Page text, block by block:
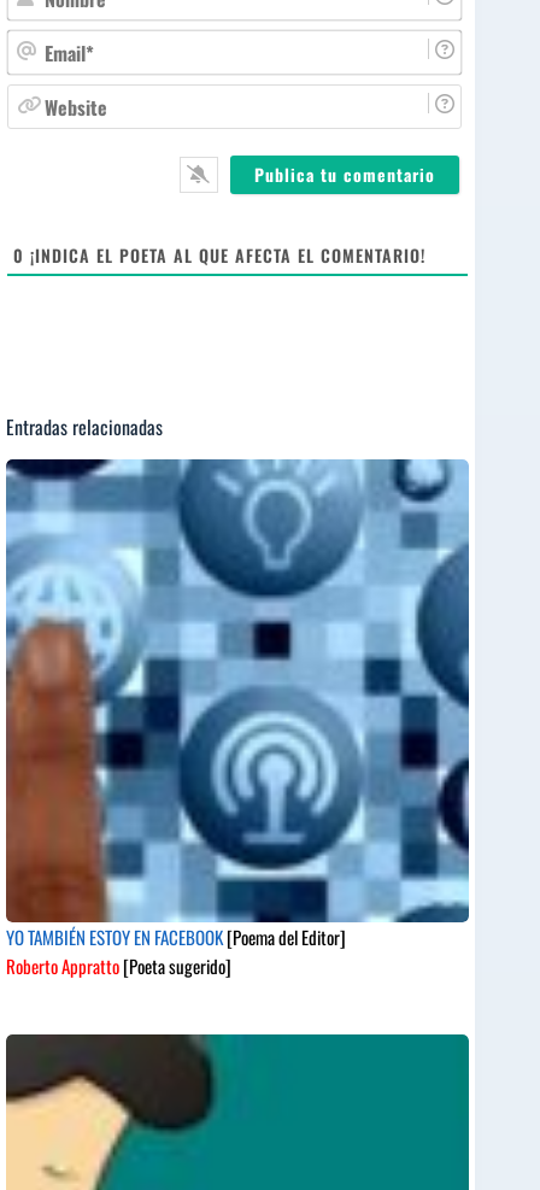
o
m
b
r
m
ie
0 ¡INDICA EL POETA AL QUE AFECTA EL COMENTARIO!
Entradas relacionadas
YO TAMBIÉN ESTOY EN FACEBOOK[Poema del Editor]
Roberto Appratto[Poeta sugerido]